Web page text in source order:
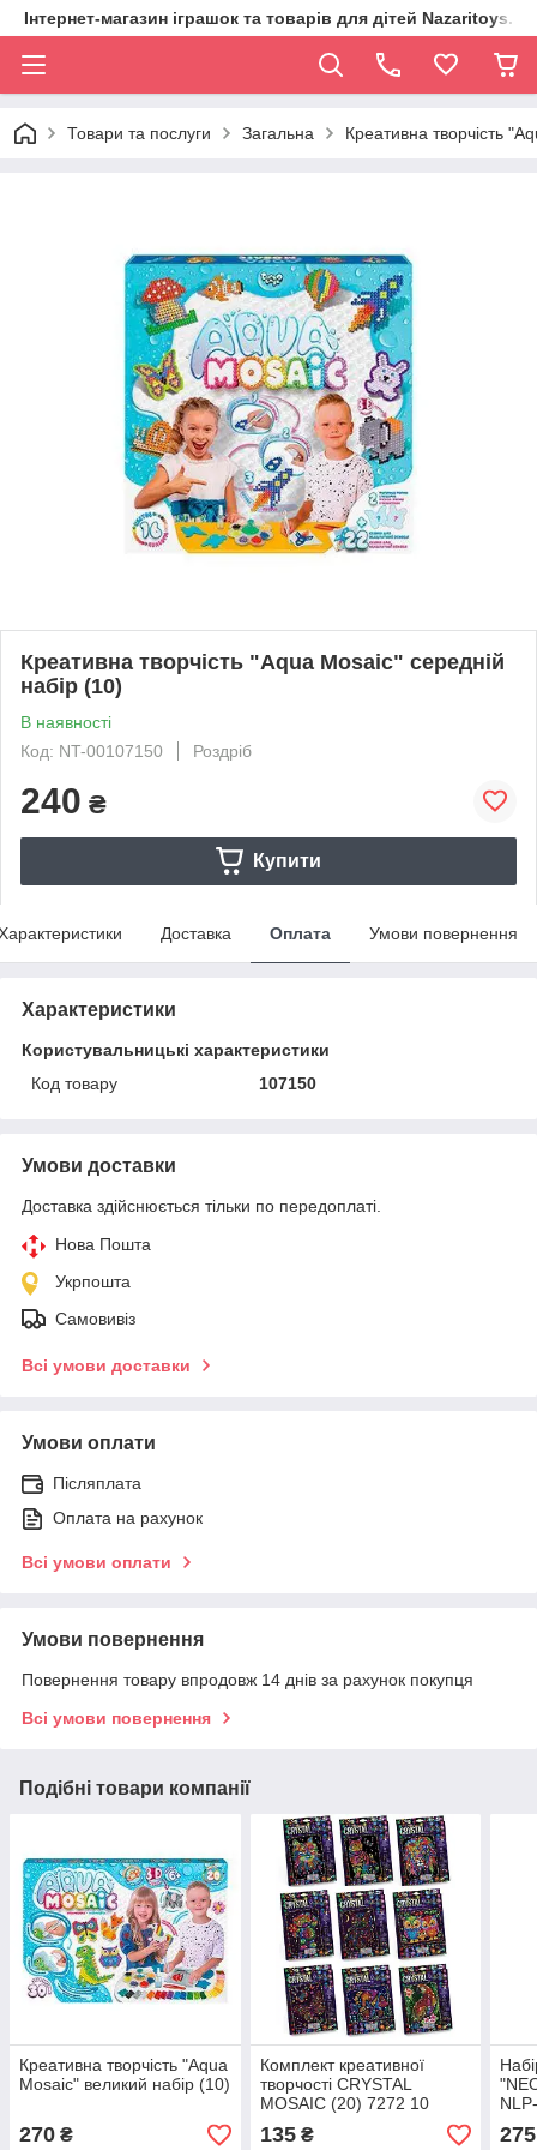
Інтернет-магазин іграшок та товарів для дітей
Товари та послуги Загальна Креативна творчість
Креативна творчість "Aqua Mosaic" середній
набір (10)
В наявності
Код: NT-00107150
Роздріб
240 ₴
Купити
Доставка Оплата Умови повернення
Характеристики
Користувальницькі характеристики
Код товару
107150
Умови доставки
Доставка здійснюється тільки по передоплаті.
Нова Пошта
Укрпошта
Самовивіз
Всі умови доставки
Умови оплати
Післяплата
Оплата на рахунок
Всі умови оплати
Умови повернення
Повернення товару впродовж 14 днів за рахунок покупця
Всі умови повернення
Подібні товари компанії
Креативна творчість "Aqua
Mosaic" великий набір (10)
270 ₴
Комплект креативної
творчості CRYSTAL
MOSAIC (20) 7272 10
видів
135₴ 275